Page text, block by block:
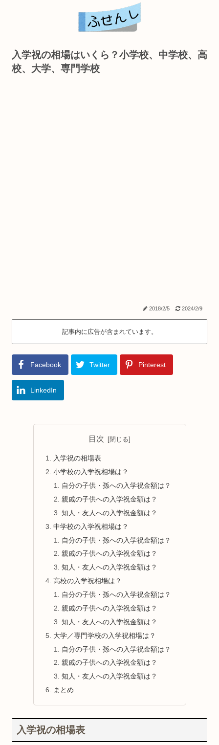
入学祝の相場はいくら？小学校、中学校、高
校、大学、専門学校
2018/2/5 2024/2/9
記事内に広告が含まれています。
Facebook Twitter Pinterest
LinkedIn
目次
入学祝の相場表
小学校の入学祝相場は？
自分の子供・孫への入学祝金額は？
親戚の子供への入学祝金額は？
知人・友人への入学祝金額は？
中学校の入学祝相場は？
自分の子供・孫への入学祝金額は？
親戚の子供への入学祝金額は？
知人・友人への入学祝金額は？
高校の入学祝相場は？
自分の子供・孫への入学祝金額は？
親戚の子供への入学祝金額は？
知人・友人への入学祝金額は？
大学／専門学校の入学祝相場は？
自分の子供・孫への入学祝金額は？
親戚の子供への入学祝金額は？
知人・友人への入学祝金額は？
まとめ
入学祝の相場表